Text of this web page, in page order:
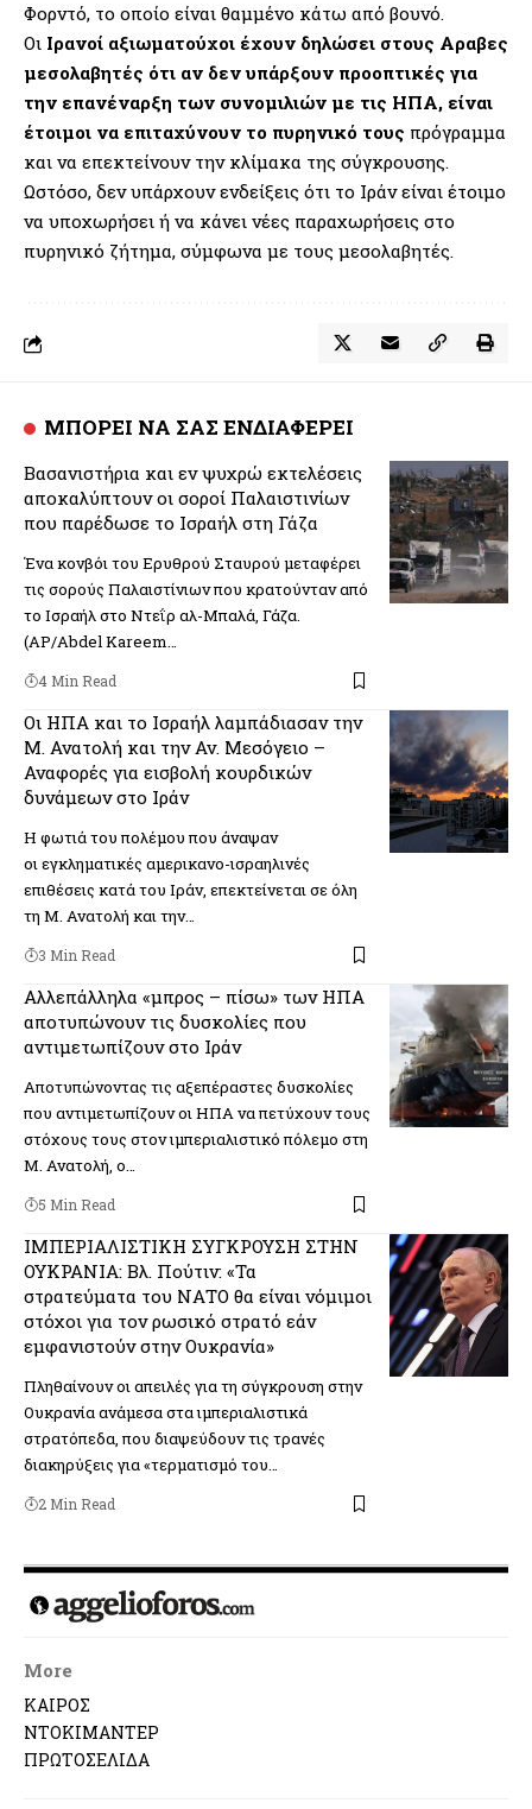
Φορντό, το οποίο είναι θαμμένο κάτω από βουνό.
Οι Ιρανοί αξιωματούχοι έχουν δηλώσει στους Αραβες
μεσολαβητές ότι αν δεν υπάρξουν προοπτικές για
την επανέναρξη των συνομιλιών με τις ΗΠΑ, είναι
έτοιμοι να επιταχύνουν το πυρηνικό τους πρόγραμμα
και να επεκτείνουν την κλίμακα της σύγκρουσης.
Ωστόσο, δεν υπάρχουν ενδείξεις ότι το Ιράν είναι έτοιμο
να υποχωρήσει ή να κάνει νέες παραχωρήσεις στο
πυρηνικό ζήτημα, σύμφωνα με τους μεσολαβητές.
ΜΠΟΡΕΙ ΝΑ ΣΑΣ ΕΝΔΙΑΦΕΡΕΙ
Βασανιστήρια και εν ψυχρώ εκτελέσεις
αποκαλύπτουν οι σοροί Παλαιστινίων
που παρέδωσε το Ισραήλ στη Γάζα
Ένα κονβόι του Ερυθρού Σταυρού μεταφέρει
τις σορούς Παλαιστίνιων που κρατούνταν από
το Ισραήλ στο Ντεΐρ αλ-Μπαλά, Γάζα.
(AP/Abdel Kareem…
4 Min Read
Οι ΗΠΑ και το Ισραήλ λαμπάδιασαν την
Μ. Ανατολή και την Αν. Μεσόγειο –
Αναφορές για εισβολή κουρδικών
δυνάμεων στο Ιράν
H φωτιά του πολέμου που άναψαν
οι εγκληματικές αμερικανο-ισραηλινές
επιθέσεις κατά του Ιράν, επεκτείνεται σε όλη
τη Μ. Ανατολή και την…
3 Min Read
Αλλεπάλληλα «μπρος – πίσω» των ΗΠΑ
αποτυπώνουν τις δυσκολίες που
αντιμετωπίζουν στο Ιράν
Αποτυπώνοντας τις αξεπέραστες δυσκολίες
που αντιμετωπίζουν οι ΗΠΑ να πετύχουν τους
στόχους τους στον ιμπεριαλιστικό πόλεμο στη
Μ. Ανατολή, ο…
5 Min Read
ΙΜΠΕΡΙΑΛΙΣΤΙΚΗ ΣΥΓΚΡΟΥΣΗ ΣΤΗΝ
ΟΥΚΡΑΝΙΑ: Βλ. Πούτιν: «Τα
στρατεύματα του ΝΑΤΟ θα είναι νόμιμοι
στόχοι για τον ρωσικό στρατό εάν
εμφανιστούν στην Ουκρανία»
Πληθαίνουν οι απειλές για τη σύγκρουση στην
Ουκρανία ανάμεσα στα ιμπεριαλιστικά
στρατόπεδα, που διαψεύδουν τις τρανές
διακηρύξεις για «τερματισμό του…
2 Min Read
More
ΚΑΙΡΟΣ
ΝΤΟΚΙΜΑΝΤΕΡ
ΠΡΩΤΟΣΕΛΙΔΑ